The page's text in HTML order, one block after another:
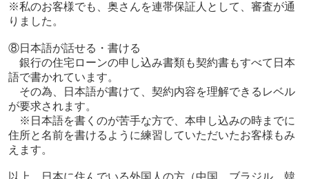
※私のお客様でも、奥さんを連帯保証人として、審査が通
りました。
⑧日本語が話せる・書ける
銀行の住宅ローンの申し込み書類も契約書もすべて日本
語で書かれています。
その為、日本語が書けて、契約内容を理解できるレベル
が要求されます。
※日本語を書くのが苦手な方で、本申し込みの時までに
住所と名前を書けるように練習していただいたお客様もみ
えます。